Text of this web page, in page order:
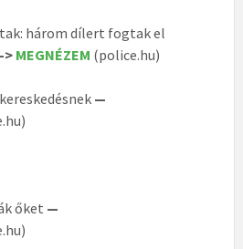
három dílert fogtak el
MEGNÉZEM (police.hu)
—
őket —